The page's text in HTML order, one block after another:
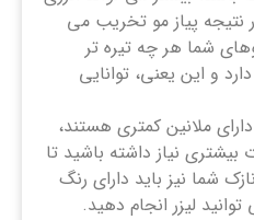
نتیجه پیاز مو تخریب می
شما هر چه تیره تر
و این یعنی، توانایی
ملانین کمتری هستند،
نیاز داشته باشید تا
شما نیز باید دارای رنگ
لیزر انجام دهید.